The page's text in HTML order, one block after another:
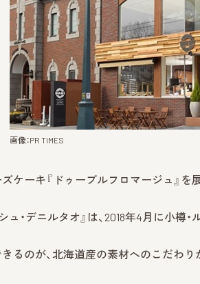
画像：PR TIMES
ケーキ『ドゥーブルフロマージュ』を展
ュ・デニルタオ』は、2018年4月に小
るのが、北海道産の素材へのこだわり